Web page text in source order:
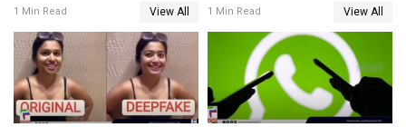
1 Min Read View All
ഗൂഗിള്‍
1 Min Read View All